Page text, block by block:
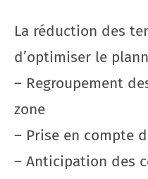
La réduction des
d’optimiser le
– Regroupement
zone
– Prise en compte
– Anticipation des